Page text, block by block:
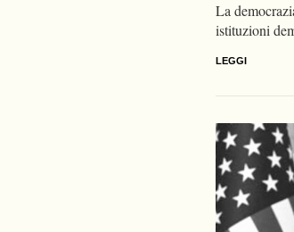
La
istituzioni
LEGGI